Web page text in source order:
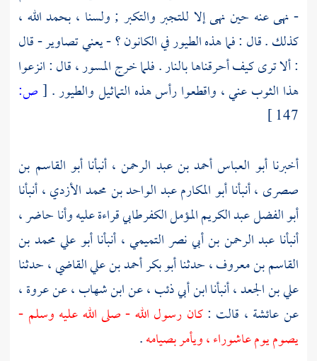
- نهى عنه حين نهى إلا للتجبر والتكبر ; ولسنا ، بحمد الله ،
كذلك . قال : فما هذه الطيور في الكانون ؟ - يعني تصاوير - قال
: ألا ترى كيف أحرقناها بالنار . فلما خرجالمسور، قال : انزعوا
هذا الثوب عني ، واقطعوا رأس هذه التماثيل والطيور . [ص:
147 ]
أخبرناأبو العباس أحمد بن عبد الرحمن ، أنبأناأبو القاسم بن
صصرى ، أنبأناأبو المكارم عبد الواحد بن محمد الأزدي، أنبأنا
أبو الفضل عبد الكريم المؤمل الكفرطابيقراءة عليه وأنا حاضر ،
أنبأنا عبد الرحمن بن أبي نصر التميمي، أنبأناأبو علي محمد بن
القاسم بن معروف، حدثناأبو بكر أحمد بن علي القاضي، حدثنا
علي بن الجعد، أنبأناابن أبي ذئب، عنابن شهاب، عنعروة،
عنعائشة ، قالت :كان رسول الله - صلى الله عليه وسلم -
يصوم يوم عاشوراء ، ويأمر بصيامه.